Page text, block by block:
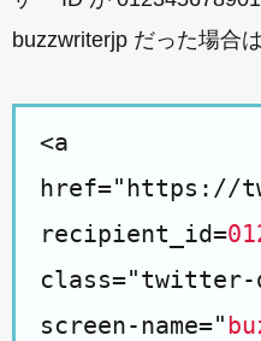
buzzwriterjp だった場合
<a
href="https://
recipient_id=
class="twitter-
screen-name="